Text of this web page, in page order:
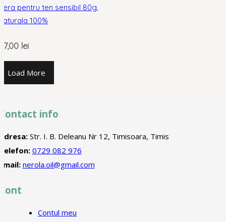
pentru ten sensibil 80g,
100%
lei
Load More
info
Str. I. B. Deleanu Nr 12, Timisoara, Timis
0729 082 976
nerola.oil@gmail.com
Contul meu